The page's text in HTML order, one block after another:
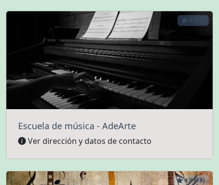
5 (29)
Escuela de música - AdeArte
Ver dirección y datos de contacto
4.9 (18)